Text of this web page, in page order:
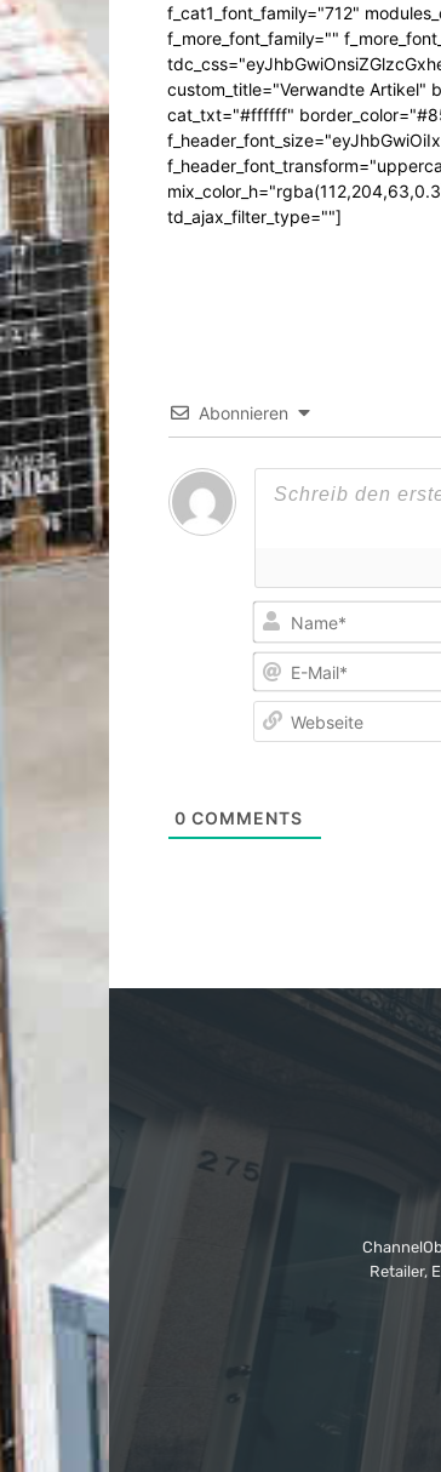
f_cat1_font_family="712"
f_more_font_family=""
custom_title="Verwandte Artikel"
cat_txt="#ffffff"
td_ajax_filter_type=""]
Abonnieren
0 COMMENTS
Retailer,